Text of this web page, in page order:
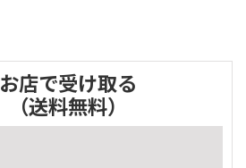
お店で受け取る
（送料無料）